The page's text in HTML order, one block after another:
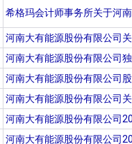
希格玛会计师事务所关于河
河南大有能源股份有限公司
河南大有能源股份有限公司
河南大有能源股份有限公司
河南大有能源股份有限公司
河南大有能源股份有限公司
河南大有能源股份有限公司